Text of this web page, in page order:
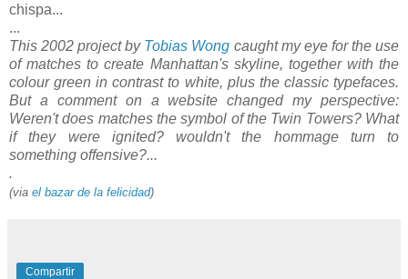
chispa...
...
This 2002 project by Tobias Wong caught my eye for the use
of matches to create Manhattan's skyline, together with the
colour green in contrast to white, plus the classic typefaces.
But a comment on a website changed my perspective:
Weren't does matches the symbol of the Twin Towers? What
if they were ignited? wouldn't the hommage turn to
something offensive?...
.
(via el bazar de la felicidad)
Compartir